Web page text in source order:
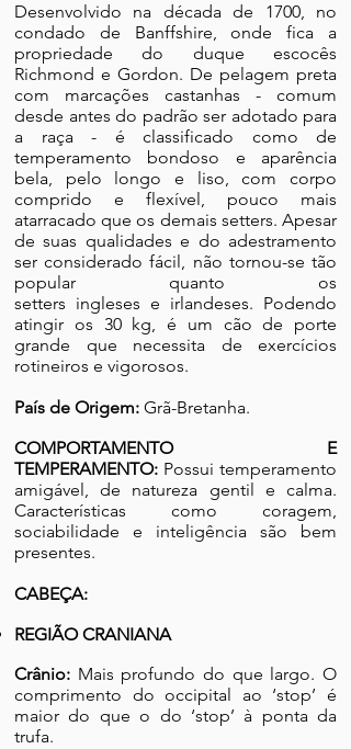
Desenvolvido na década de 1700, no
condado de Banffshire, onde fica a
propriedade do duque escocês
Richmond e Gordon. De pelagem preta
com marcações castanhas - comum
desde antes do padrão ser adotado para
a raça - é classificado como de
temperamento bondoso e aparência
bela, pelo longo e liso, com corpo
comprido e flexível, pouco mais
atarracado que os demais setters. Apesar
de suas qualidades e do adestramento
ser considerado fácil, não tornou-se tão
popular quanto os
setters ingleses e irlandeses. Podendo
atingir os 30 kg, é um cão de porte
grande que necessita de exercícios
rotineiros e vigorosos.
País de Origem: Grã-Bretanha.
COMPORTAMENTO E
TEMPERAMENTO: Possui temperamento
amigável, de natureza gentil e calma.
Características como coragem,
sociabilidade e inteligência são bem
presentes.
CABEÇA:
REGIÃO CRANIANA
Crânio: Mais profundo do que largo. O
comprimento do occipital ao ‘stop’ é
maior do que o do ‘stop’ à ponta da
trufa.